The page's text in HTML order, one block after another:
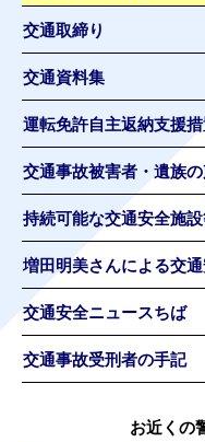
交通取締り
交通資料集
運転免許自主返納支援
交通事故被害者・遺族
持続可能な交通安全施
増田明美さんによる交
交通安全ニュースちば
交通事故受刑者の手記
お近くの